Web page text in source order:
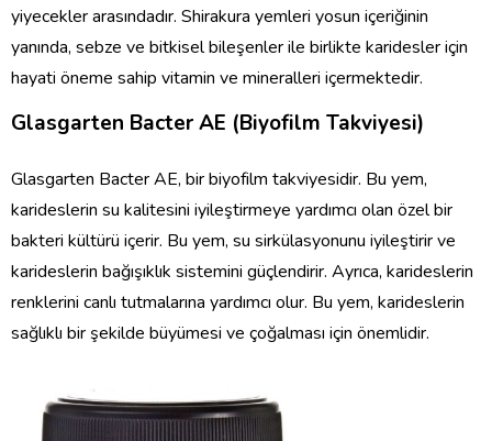
yiyecekler arasındadır. Shirakura yemleri yosun içeriğinin
yanında, sebze ve bitkisel bileşenler ile birlikte karidesler için
hayati öneme sahip vitamin ve mineralleri içermektedir.
Glasgarten Bacter AE (Biyofilm Takviyesi)
Glasgarten Bacter AE, bir biyofilm takviyesidir. Bu yem,
karideslerin su kalitesini iyileştirmeye yardımcı olan özel bir
bakteri kültürü içerir. Bu yem, su sirkülasyonunu iyileştirir ve
karideslerin bağışıklık sistemini güçlendirir. Ayrıca, karideslerin
renklerini canlı tutmalarına yardımcı olur. Bu yem, karideslerin
sağlıklı bir şekilde büyümesi ve çoğalması için önemlidir.